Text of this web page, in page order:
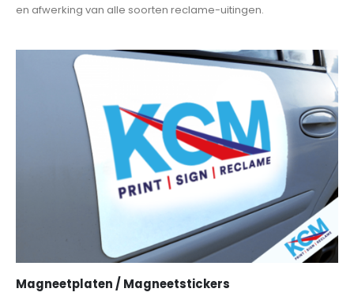
en afwerking van alle soorten reclame-uitingen.
Magneetplaten / Magneetstickers